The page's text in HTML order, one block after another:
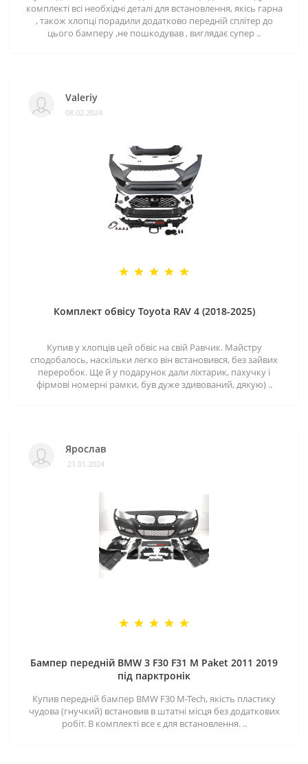
комплекті всі необхідні деталі для встановлення, якісь гарна
, також хлопці порадили додатково передній сплітер до
цього бамперу ,не пошкодував , виглядає супер ..
Valeriy
08.02.2024
Комплект обвісу Toyota RAV 4 (2018-2025)
Купив у хлопців цей обвіс на свій Равчик. Майстру
сподобалось, наскільки легко він встановився, без зайвих
переробок. Ще й у подарунок дали ліхтарик, пахучку і
фірмові номерні рамки, був дуже здивований, дякую) ..
Ярослав
21.01.2024
Бампер передній BMW 3 F30 F31 M Paket 2011 2019
під парктронік
Купив передній бампер BMW F30 M-Tech, якість пластику
чудова (гнучкий) встановив в штатні місця без додаткових
робіт. В комплекті все є для встановлення. ..